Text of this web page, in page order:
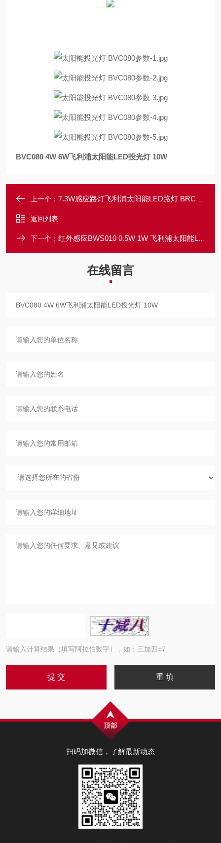
BVC080 4W 6W飞利浦太阳能LED投光灯 10W
上一个： 7.3W感应路灯飞利浦太阳能LED路灯 BRC010 15.2W 24.7W
返回列表
下一个： 红外感应BWS010 0.5W 1W 飞利浦太阳能LED壁灯 3W
在线留言
请输入计算结果（填写阿拉伯数字），如：三加四=7
扫码加微信，了解最新动态